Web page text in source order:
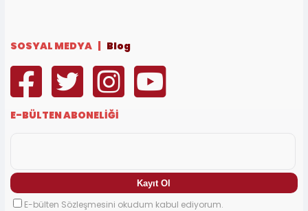
SOSYAL MEDYA | Blog
E-BÜLTEN ABONELİĞİ
E-bülten Sözleşmesini okudum kabul ediyorum.